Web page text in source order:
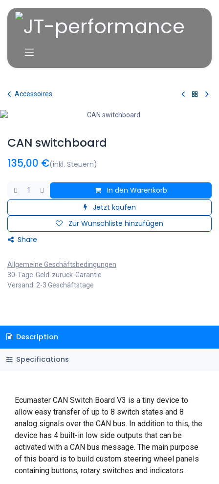
Accessoires
CAN switchboard
135,00 €(inkl. Steuern)
In den Warenkorb
Jetzt kaufen
Zur Wunschliste hinzufügen
Share
Allgemeine Geschäftsbedingungen
30-Tage-Geld-zurück-Garantie
Versand: 2-3 Geschäftstage
Description
Specifications
Ecumaster CAN Switch Board V3 is a tiny device to
allow easy transfer of up to 8 switch states and 8
analog signals over the CAN bus. In addition to this, the
device has 4 built-in low side outputs that can be
activated with a CAN bus message. The main purpose
of this board is to build custom steering wheel panels
containing buttons, rotary switches and indicators.